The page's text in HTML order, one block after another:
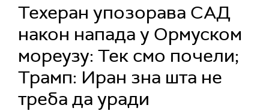
Техеран упозорава САД
након напада у Ормуском
мореузу: Тек смо почели;
Трамп: Иран зна шта не
треба да уради